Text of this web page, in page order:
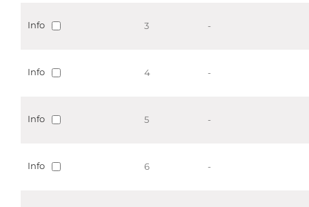
Info 3 -
Info 4 -
Info 5 -
Info 6 -